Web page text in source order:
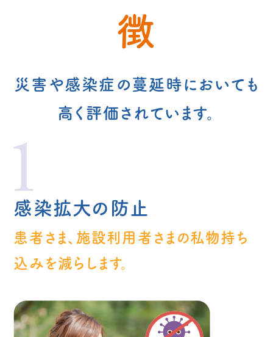
徴
災害や感染症の蔓延時においても
高く評価されています。
感染拡大の防止
患者さま、施設利用者さまの私物持ち
込みを減らします。